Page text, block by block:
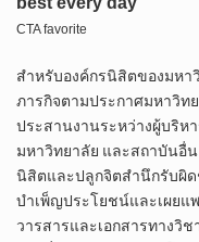
สำหรับองค์กรนิสิตของมห
ภารกิจตามประกาศมหาวิท
ประสานงานระหว่างผู้บริห
มหาวิทยาลัย และสถาบันอื่
นิสิตและปลูกจิตสำนึกรับผิ
บำเพ็ญประโยชน์และเผยแ
วารสารและเอกสารทางวิ